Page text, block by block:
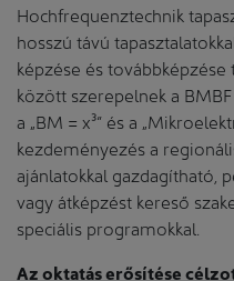
Hochfrequenztechnik
hosszú távú
képzése és
között szerepelnek a
a „BM = x³” és a
kezdeményezés a
ajánlatokkal gazdagítható,
vagy átképzést kereső
speciális programokkal.
Az oktatás erősítése